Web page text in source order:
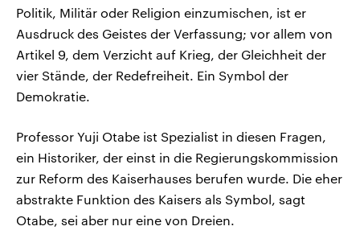
Politik, Militär oder Religion einzumischen, ist er
Ausdruck des Geistes der Verfassung; vor allem von
Artikel 9, dem Verzicht auf Krieg, der Gleichheit der
vier Stände, der Redefreiheit. Ein Symbol der
Demokratie.
Professor Yuji Otabe ist Spezialist in diesen Fragen,
ein Historiker, der einst in die Regierungskommission
zur Reform des Kaiserhauses berufen wurde. Die eher
abstrakte Funktion des Kaisers als Symbol, sagt
Otabe, sei aber nur eine von Dreien.